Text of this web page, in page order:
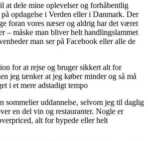
at dele mine oplevelser og forhåbentlig
opdagelse i Verden eller i Danmark. Der
foran vores næser og aldrig har det været
– måske man bliver helt handlingslammet
man ser på Facebook eller alle de
for at rejse og bruger sikkert alt for
jeg tænker at jeg køber minder og så må
i et mere adstadigt tempo
sommelier uddannelse, selvom jeg til daglig
en del vin og restauranter. Nogle er
alt for hypede eller helt